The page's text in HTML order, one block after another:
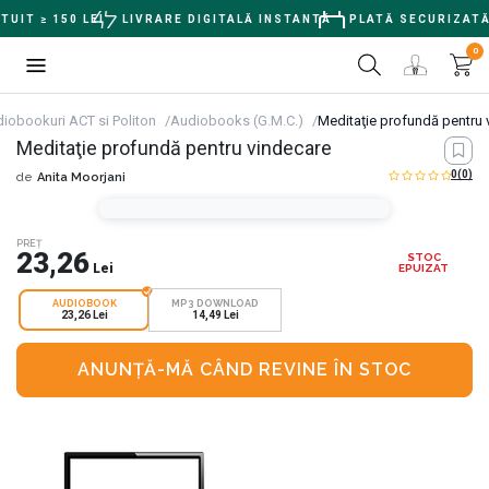
≥ 150 LEI LIVRARE DIGITALĂ INSTANTĂ PLATĂ SECURIZATĂ
0
ACT si Politon Audiobooks (G.M.C.) Meditaţie profundă pentru
Meditaţie profundă pentru vindecare
de Anita Moorjani 0(0)
PREȚ
23,26 Lei
STOC
EPUIZAT
AUDIOBOOK
23,26 Lei
MP3 DOWNLOAD
14,49 Lei
ANUNȚĂ-MĂ CÂND REVINE ÎN STOC